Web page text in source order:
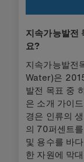
지속가능발전
요?
지속가능발전
Water)은
발전 목표 중
은 소개 가이
경은 인류의
의 70퍼센트
및 용수를 바
한 자원에 막